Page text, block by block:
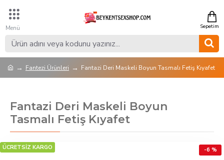
Fantezi Ürünleri Fantazi Deri Maskeli Boyun Tasmalı Fetiş Kıyafet
Fantazi Deri Maskeli Boyun
Tasmalı Fetiş Kıyafet
ÜCRETSİZ KARGO -6 %